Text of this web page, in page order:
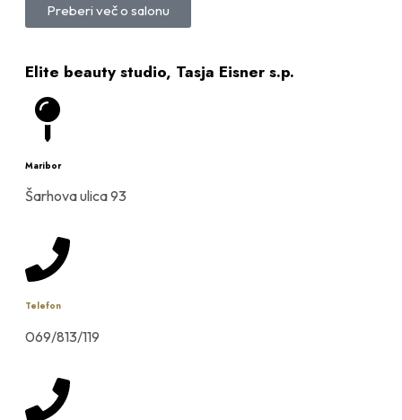
Elite beauty studio, Tasja Eisner s.p.
Maribor
Šarhova ulica 93
Telefon
069/813/119
Preberi več o salonu